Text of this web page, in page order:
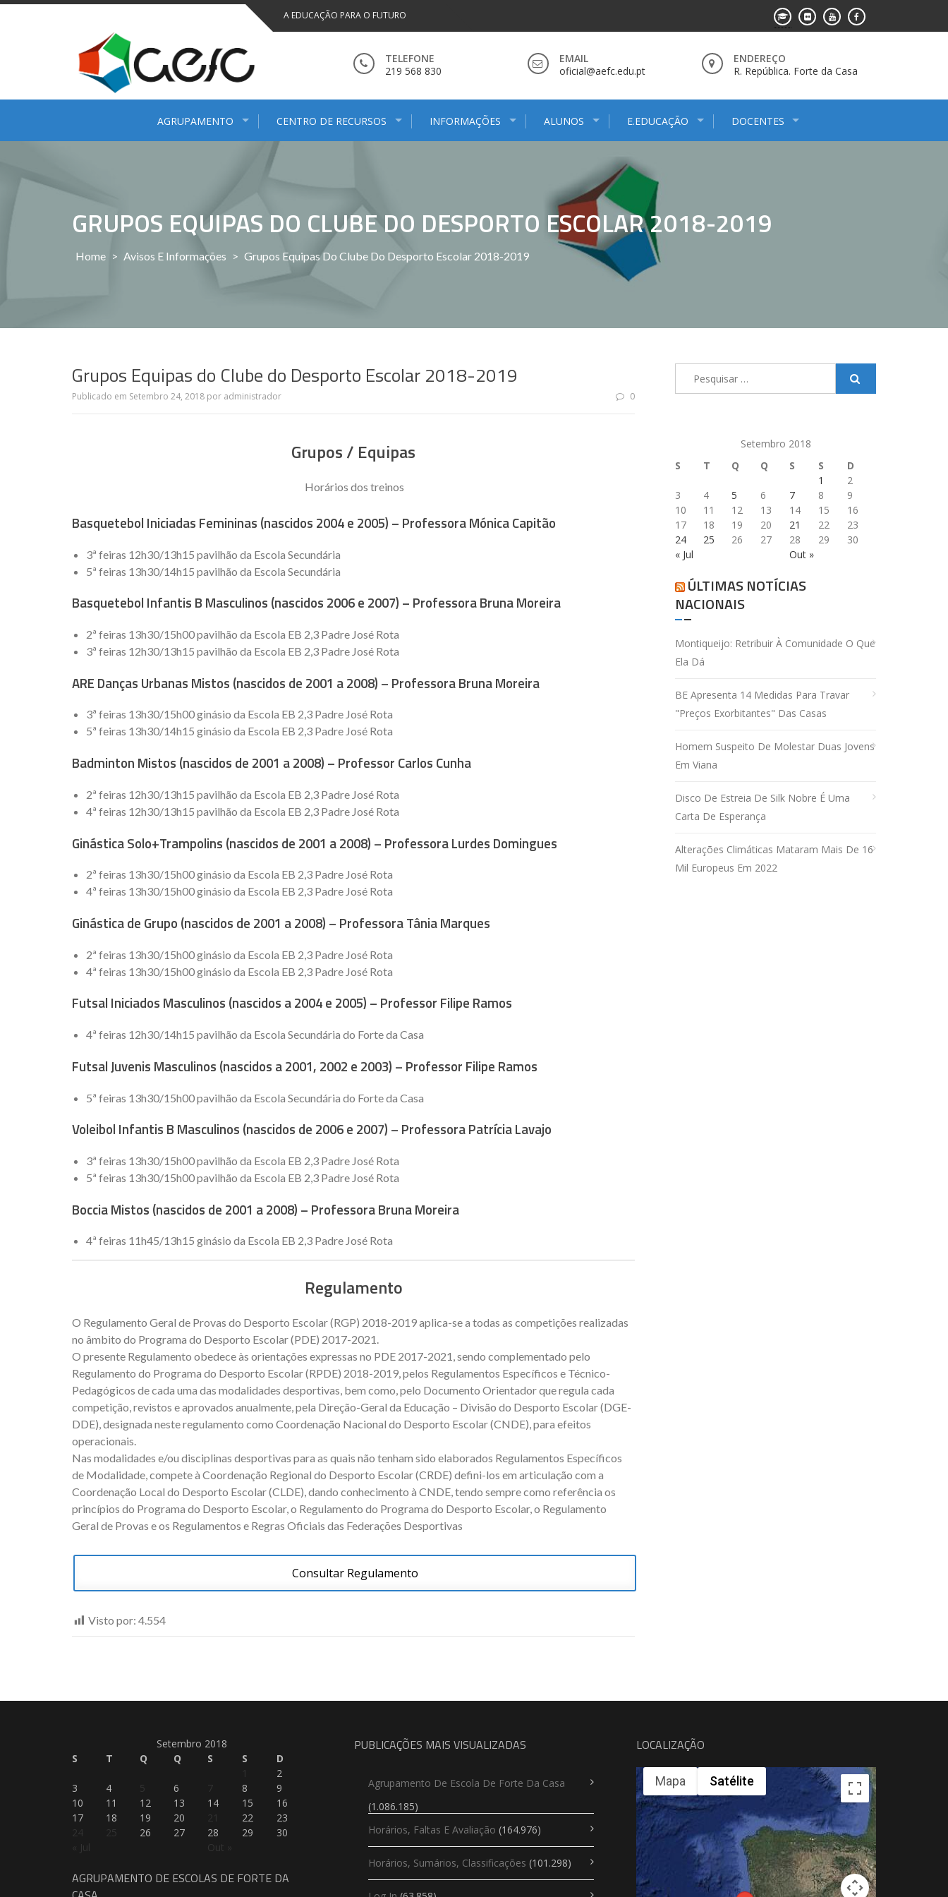
Saltar
A EDUCAÇÃO PARA O FUTURO
TELEFONE
219 568 830
EMAIL
oficial@aefc.edu.pt
ENDEREÇO
R. República. Forte da Casa
AGRUPAMENTO CENTRO DE RECURSOS INFORMAÇÕES ALUNOS E.EDUCAÇÃO DOCENTES
GRUPOS EQUIPAS DO CLUBE DO DESPORTO ESCOLAR 2018-2019
Home > Avisos E Informações > Grupos Equipas Do Clube Do Desporto Escolar 2018-2019
Grupos Equipas do Clube do Desporto Escolar 2018-2019
Publicado em Setembro 24, 2018 por administrador 0
Grupos / Equipas
Horários dos treinos
Basquetebol Iniciadas Femininas (nascidos 2004 e 2005) – Professora Mónica Capitão
3ª feiras 12h30/13h15 pavilhão da Escola Secundária
5ª feiras 13h30/14h15 pavilhão da Escola Secundária
Basquetebol Infantis B Masculinos (nascidos 2006 e 2007) – Professora Bruna Moreira
2ª feiras 13h30/15h00 pavilhão da Escola EB 2,3 Padre José Rota
3ª feiras 12h30/13h15 pavilhão da Escola EB 2,3 Padre José Rota
ARE Danças Urbanas Mistos (nascidos de 2001 a 2008) – Professora Bruna Moreira
3ª feiras 13h30/15h00 ginásio da Escola EB 2,3 Padre José Rota
5ª feiras 13h30/14h15 ginásio da Escola EB 2,3 Padre José Rota
Badminton Mistos (nascidos de 2001 a 2008) – Professor Carlos Cunha
2ª feiras 12h30/13h15 pavilhão da Escola EB 2,3 Padre José Rota
4ª feiras 12h30/13h15 pavilhão da Escola EB 2,3 Padre José Rota
Ginástica Solo+Trampolins (nascidos de 2001 a 2008) – Professora Lurdes Domingues
2ª feiras 13h30/15h00 ginásio da Escola EB 2,3 Padre José Rota
4ª feiras 13h30/15h00 ginásio da Escola EB 2,3 Padre José Rota
Ginástica de Grupo (nascidos de 2001 a 2008) – Professora Tânia Marques
2ª feiras 13h30/15h00 ginásio da Escola EB 2,3 Padre José Rota
4ª feiras 13h30/15h00 ginásio da Escola EB 2,3 Padre José Rota
Futsal Iniciados Masculinos (nascidos a 2004 e 2005) – Professor Filipe Ramos
4ª feiras 12h30/14h15 pavilhão da Escola Secundária do Forte da Casa
Futsal Juvenis Masculinos (nascidos a 2001, 2002 e 2003) – Professor Filipe Ramos
5ª feiras 13h30/15h00 pavilhão da Escola Secundária do Forte da Casa
Voleibol Infantis B Masculinos (nascidos de 2006 e 2007) – Professora Patrícia Lavajo
3ª feiras 13h30/15h00 pavilhão da Escola EB 2,3 Padre José Rota
5ª feiras 13h30/15h00 pavilhão da Escola EB 2,3 Padre José Rota
Boccia Mistos (nascidos de 2001 a 2008) – Professora Bruna Moreira
4ª feiras 11h45/13h15 ginásio da Escola EB 2,3 Padre José Rota
Regulamento
O Regulamento Geral de Provas do Desporto Escolar (RGP) 2018-2019 aplica-se a todas as competições realizadas
no âmbito do Programa do Desporto Escolar (PDE) 2017-2021.
O presente Regulamento obedece às orientações expressas no PDE 2017-2021, sendo complementado pelo
Regulamento do Programa do Desporto Escolar (RPDE) 2018-2019, pelos Regulamentos Específicos e Técnico-
Pedagógicos de cada uma das modalidades desportivas, bem como, pelo Documento Orientador que regula cada
competição, revistos e aprovados anualmente, pela Direção-Geral da Educação – Divisão do Desporto Escolar (DGE-
DDE), designada neste regulamento como Coordenação Nacional do Desporto Escolar (CNDE), para efeitos
operacionais.
Nas modalidades e/ou disciplinas desportivas para as quais não tenham sido elaborados Regulamentos Específicos
de Modalidade, compete à Coordenação Regional do Desporto Escolar (CRDE) defini-los em articulação com a
Coordenação Local do Desporto Escolar (CLDE), dando conhecimento à CNDE, tendo sempre como referência os
princípios do Programa do Desporto Escolar, o Regulamento do Programa do Desporto Escolar, o Regulamento
Geral de Provas e os Regulamentos e Regras Oficiais das Federações Desportivas
Consultar Regulamento
Visto por: 4.554
Setembro 2018
S
T Q Q S S D
« Jul Out »
1
2
3
4 5 6 7 8
9
10
11 12 13 14 15
16
17
18 19 20 21 22
23
24
25 26 27 28 29 30
ÚLTIMAS NOTÍCIAS
NACIONAIS
Montiqueijo: Retribuir À Comunidade O Que
Ela Dá
BE Apresenta 14 Medidas Para Travar
"preços Exorbitantes" Das Casas
Homem Suspeito De Molestar Duas Jovens
Em Viana
Disco De Estreia De Silk Nobre É Uma
Carta De Esperança
Alterações Climáticas Mataram Mais De 16
Mil Europeus Em 2022
Setembro 2018
S
T Q Q S S D
« Jul Out »
1
2
3
4 5 6 7 8
9
10
11 12 13 14 15
16
17
18 19 20 21 22
23
24
25 26 27 28 29 30
AGRUPAMENTO DE ESCOLAS DE FORTE DA
PUBLICAÇÕES MAIS VISUALIZADAS
Agrupamento De Escola De Forte Da Casa
(1.086.185)
Horários, Faltas E Avaliação (164.976)
Horários, Sumários, Classificações (101.298)
LOCALIZAÇÃO
Mapa Satélite